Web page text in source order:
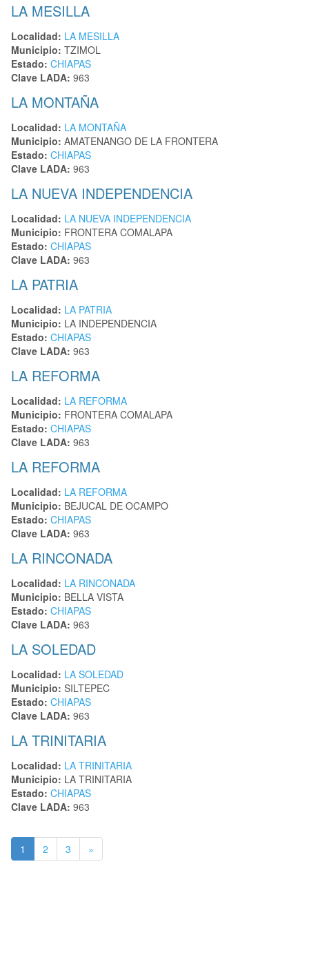
LA MESILLA
Localidad: LA MESILLA
Municipio: TZIMOL
Estado: CHIAPAS
Clave LADA: 963
LA MONTAÑA
Localidad: LA MONTAÑA
Municipio: AMATENANGO DE LA FRONTERA
Estado: CHIAPAS
Clave LADA: 963
LA NUEVA INDEPENDENCIA
Localidad: LA NUEVA INDEPENDENCIA
Municipio: FRONTERA COMALAPA
Estado: CHIAPAS
Clave LADA: 963
LA PATRIA
Localidad: LA PATRIA
Municipio: LA INDEPENDENCIA
Estado: CHIAPAS
Clave LADA: 963
LA REFORMA
Localidad: LA REFORMA
Municipio: FRONTERA COMALAPA
Estado: CHIAPAS
Clave LADA: 963
LA REFORMA
Localidad: LA REFORMA
Municipio: BEJUCAL DE OCAMPO
Estado: CHIAPAS
Clave LADA: 963
LA RINCONADA
Localidad: LA RINCONADA
Municipio: BELLA VISTA
Estado: CHIAPAS
Clave LADA: 963
LA SOLEDAD
Localidad: LA SOLEDAD
Municipio: SILTEPEC
Estado: CHIAPAS
Clave LADA: 963
LA TRINITARIA
Localidad: LA TRINITARIA
Municipio: LA TRINITARIA
Estado: CHIAPAS
Clave LADA: 963
1 2 3 »